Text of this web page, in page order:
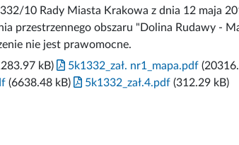
10 Rady Miasta Krakowa z dnia 12 maja
przestrzennego obszaru "Dolina Rudawy -
nie jest prawomocne.
kB) 5k1332_zał. nr1_mapa.pdf
(6638.48 kB) 5k1332_zał.4.pdf (312.29 kB)